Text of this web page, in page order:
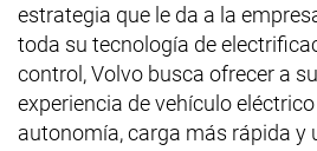
estrategia que le da a la
toda su tecnología de
control, Volvo busca ofrecer a
experiencia de vehículo
autonomía, carga más rápida y